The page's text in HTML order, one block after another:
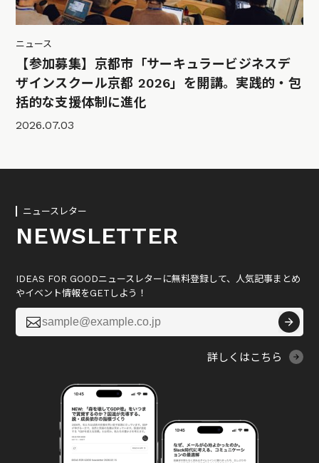
ニュース
【参加募集】京都市「サーキュラービジネスデ
ザインスクール京都 2026」を開講。実践的・包
括的な支援体制に進化
2026.07.03
ニュースレター
NEWSLETTER
IDEAS FOR GOODニュースレターに無料登録して、人気記事まとめ
やイベント情報をGETしよう！

詳しくはこちら